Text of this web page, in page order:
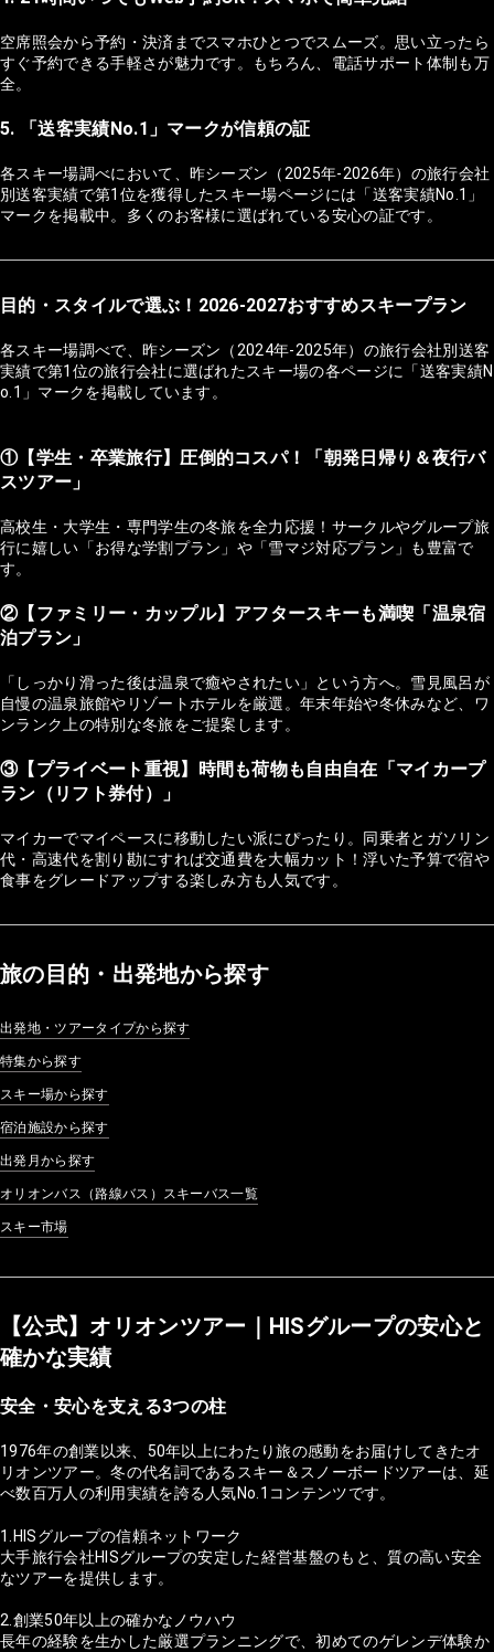
空席照会から予約・決済までスマホひとつでスムーズ。思い立ったら
すぐ予約できる手軽さが魅力です。もちろん、電話サポート体制も万
全。
5. 「送客実績No.1」マークが信頼の証
各スキー場調べにおいて、昨シーズン（2025年-2026年）の旅行会社
別送客実績で第1位を獲得したスキー場ページには「送客実績No.1」
マークを掲載中。多くのお客様に選ばれている安心の証です。
目的・スタイルで選ぶ！2026-2027おすすめスキープラン
各スキー場調べで、昨シーズン（2024年-2025年）の旅行会社別送客
実績で第1位の旅行会社に選ばれたスキー場の各ページに「送客実績N
o.1」マークを掲載しています。
①【学生・卒業旅行】圧倒的コスパ！「朝発日帰り＆夜行バ
スツアー」
高校生・大学生・専門学生の冬旅を全力応援！サークルやグループ旅
行に嬉しい「お得な学割プラン」や「雪マジ対応プラン」も豊富で
す。
②【ファミリー・カップル】アフタースキーも満喫「温泉宿
泊プラン」
「しっかり滑った後は温泉で癒やされたい」という方へ。雪見風呂が
自慢の温泉旅館やリゾートホテルを厳選。年末年始や冬休みなど、ワ
ンランク上の特別な冬旅をご提案します。
③【プライベート重視】時間も荷物も自由自在「マイカープ
ラン（リフト券付）」
マイカーでマイペースに移動したい派にぴったり。同乗者とガソリン
代・高速代を割り勘にすれば交通費を大幅カット！浮いた予算で宿や
食事をグレードアップする楽しみ方も人気です。
旅の目的・出発地から探す
出発地・ツアータイプから探す
特集から探す
スキー場から探す
宿泊施設から探す
出発月から探す
オリオンバス（路線バス）スキーバス一覧
スキー市場
【公式】オリオンツアー｜HISグループの安心と
確かな実績
安全・安心を支える3つの柱
1976年の創業以来、50年以上にわたり旅の感動をお届けしてきたオ
リオンツアー。冬の代名詞であるスキー＆スノーボードツアーは、延
べ数百万人の利用実績を誇る人気No.1コンテンツです。
1.HISグループの信頼ネットワーク
大手旅行会社HISグループの安定した経営基盤のもと、質の高い安全
なツアーを提供します。
2.創業50年以上の確かなノウハウ
長年の経験を生かした厳選プランニングで、初めてのゲレンデ体験か